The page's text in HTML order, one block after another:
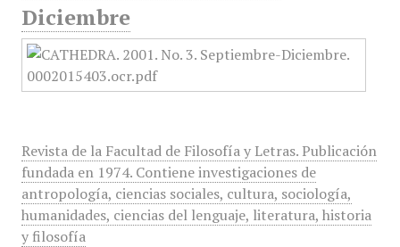
Diciembre
Revista de la Facultad de Filosofía y Letras. Publicación
fundada en 1974. Contiene investigaciones de
antropología, ciencias sociales, cultura, sociología,
humanidades, ciencias del lenguaje, literatura, historia
y filosofía